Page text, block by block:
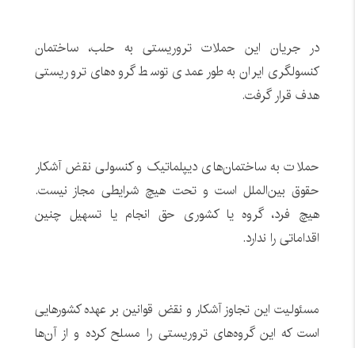
در جریان این حملات تروریستی به حلب، ساختمان
کنسولگری ایران به‌طور عمدی توسط گروه‌های تروریستی
هدف قرار گرفت.
حملات به ساختمان‌های دیپلماتیک و کنسولی نقض آشکار
حقوق بین‌الملل است و تحت هیچ شرایطی مجاز نیست.
هیچ فرد، گروه یا کشوری حق انجام یا تسهیل چنین
اقداماتی را ندارد.
مسئولیت این تجاوز آشکار و نقض قوانین بر عهده کشورهایی
است که این گروه‌های تروریستی را مسلح کرده و از آن‌ها